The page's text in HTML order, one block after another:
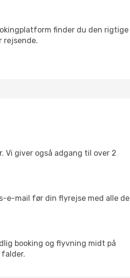
finder du den rigtige
rejsende.
giver også adgang til over 2
e-mail før din flyrejse med alle de
booking og flyvning midt på